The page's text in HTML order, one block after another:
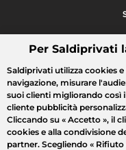
Cosa cerchi?
Tutte le vendite Moda
Per Saldiprivati
Saldiprivati utilizza cookies
navigazione, misurare
suoi clienti migliorando così
cliente pubblicità
Cliccando su « Accetto », il
cookies e alla condivisione
partner. Scegliendo « Rifiuto